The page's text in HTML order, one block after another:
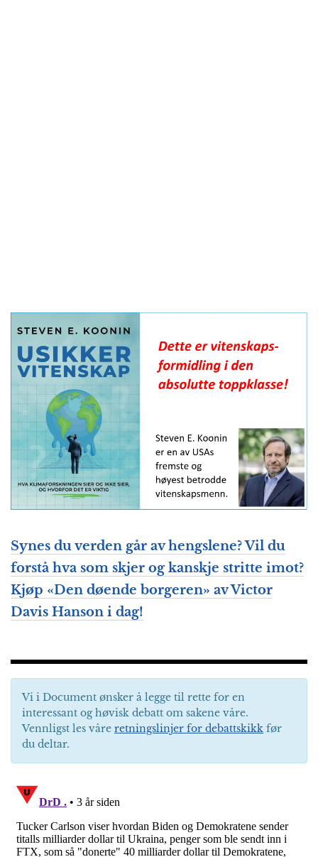
Synes du verden går av hengslene? Vil du
forstå hva som skjer og kanskje stritte imot?
Kjøp «Den døende borgeren» av Victor
Davis Hanson i dag!
Vi i Document ønsker å legge til rette for en
interessant og høvisk debatt om sakene våre.
Vennligst les våre retningslinjer for debattskikk før
du deltar.